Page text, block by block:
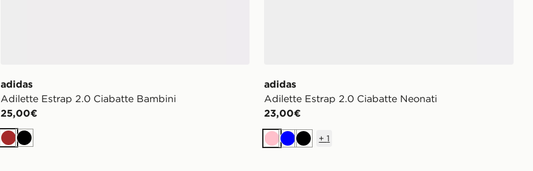
adidas
Adilette Estrap 2.0 Ciabatte Bambini
25,00€
Marrone
Nero
adidas
Adilette Estrap 2.0 Ciabatte Neonati
23,00€
RosaBluNero
+1